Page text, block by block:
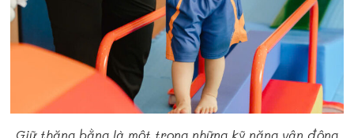
Giữ thăng bằng là một trong những kỹ năng vận động